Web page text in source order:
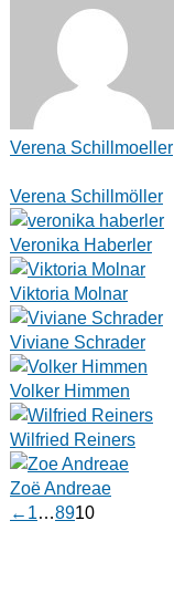
Verena Schillmoeller
Verena Schillmöller
Veronika Haberler
Viktoria Molnar
Viviane Schrader
Volker Himmen
Wilfried Reiners
Zoë Andreae
← 1…8910